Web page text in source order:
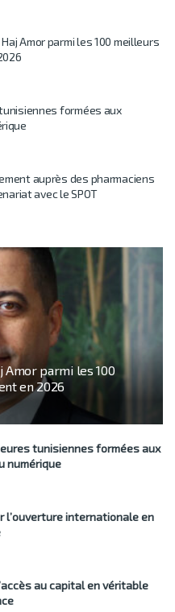
Amor parmi les 100 meilleurs
formées aux
auprès des pharmaciens
avec le SPOT
Amor parmi les 100
en 2026
tunisiennes formées aux
numérique
l’ouverture internationale en
au capital en véritable